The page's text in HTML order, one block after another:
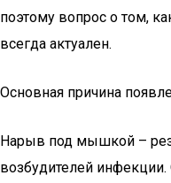
поэтому вопрос о том,
всегда актуален.
Основная причина
Нарыв под мышкой –
возбудителей